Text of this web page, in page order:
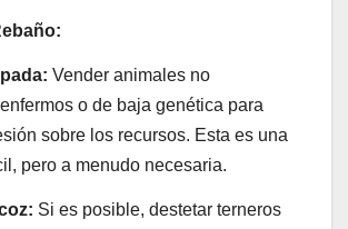
Vender animales no
o de baja genética para
sobre los recursos. Esta es una
pero a menudo necesaria.
Si es posible, destetar terneros